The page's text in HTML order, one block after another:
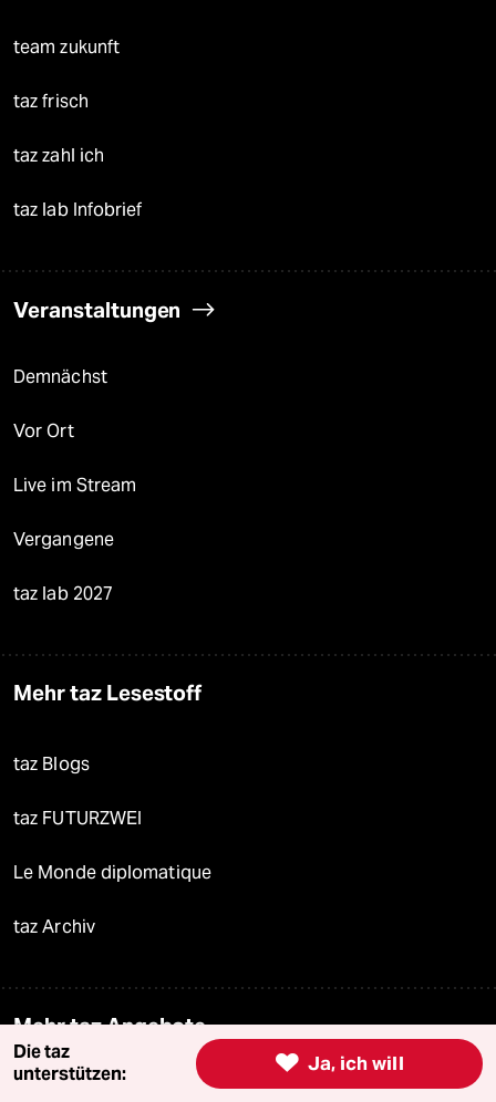
team zukunft
taz frisch
taz zahl ich
taz lab Infobrief
Veranstaltungen
Demnächst
Vor Ort
Live im Stream
Vergangene
taz lab 2027
Mehr taz Lesestoff
taz Blogs
taz FUTURZWEI
Le Monde diplomatique
taz Archiv
Mehr taz Angebote
 Ja, ich will
Die taz
unterstützen: